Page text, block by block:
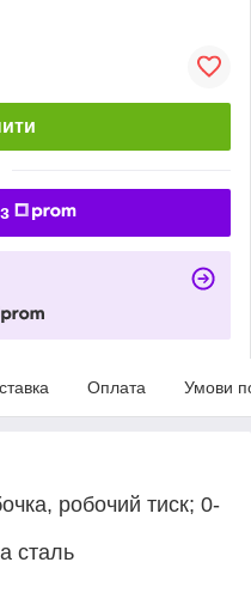
Оплата Умови
робочий тиск; 0-
сталь